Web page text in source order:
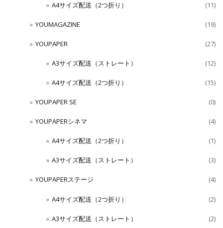
A4サイズ配送（2つ折り） (11)
YOUMAGAZINE (19)
YOUPAPER (27)
A3サイズ配送（ストレート） (12)
A4サイズ配送（2つ折り） (15)
YOUPAPER SE (0)
YOUPAPERシネマ (4)
A4サイズ配送（2つ折り） (1)
A3サイズ配送（ストレート） (3)
YOUPAPERステージ (4)
A4サイズ配送（2つ折り） (2)
A3サイズ配送（ストレート） (2)